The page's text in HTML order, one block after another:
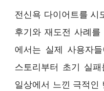
전신욕 다이어트를 시
후기와 재도전 사례
에서는 실제 사용자
스토리부터 초기 실
일상에서 느낀 극적인